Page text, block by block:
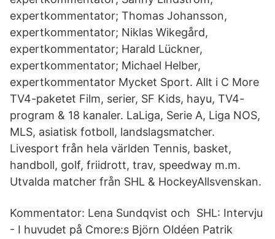
expertkommentator; Thomas Johansson,
expertkommentator; Niklas Wikegård,
expertkommentator; Harald Lückner,
expertkommentator; Michael Helber,
expertkommentator Mycket Sport. Allt i C More
TV4-paketet Film, serier, SF Kids, hayu, TV4-
program & 18 kanaler. LaLiga, Serie A, Liga NOS,
MLS, asiatisk fotboll, landslagsmatcher.
Livesport från hela världen Tennis, basket,
handboll, golf, friidrott, trav, speedway m.m.
Utvalda matcher från SHL & HockeyAllsvenskan.
Kommentator: Lena Sundqvist och SHL: Intervju
- I huvudet på Cmore:s Björn Oldéen Patrik